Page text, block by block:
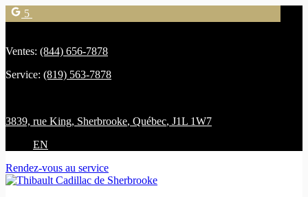
5
Ventes: (844) 656-7878
Service: (819) 563-7878
3839, rue King, Sherbrooke, Québec, J1L 1W7
EN
Rendez-vous au service